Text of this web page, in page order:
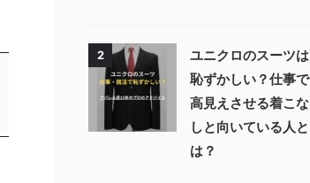
2
ユニクロのスーツは
恥ずかしい？仕事で
高見えさせる着こな
しと向いている人と
は？